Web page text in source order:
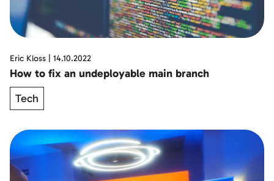
Eric Kloss 14.10.2022
How to fix an undeployable main branch
Tech